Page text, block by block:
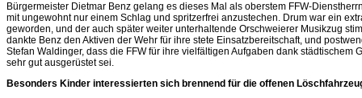
Bürgermeister Dietmar Benz gelang es dieses Mal als oberstem FFW-
mit ungewohnt nur einem Schlag und spritzerfrei anzustechen. Drum war ein
geworden, und der auch später weiter unterhaltende Orschweierer Musikzug
dankte Benz den Aktiven der Wehr für ihre stete Einsatzbereitschaft, und
Stefan Waldinger, dass die FFW für ihre vielfältigen Aufgaben dank städtischem
sehr gut ausgerüstet sei.
Besonders Kinder interessierten sich brennend für die offenen